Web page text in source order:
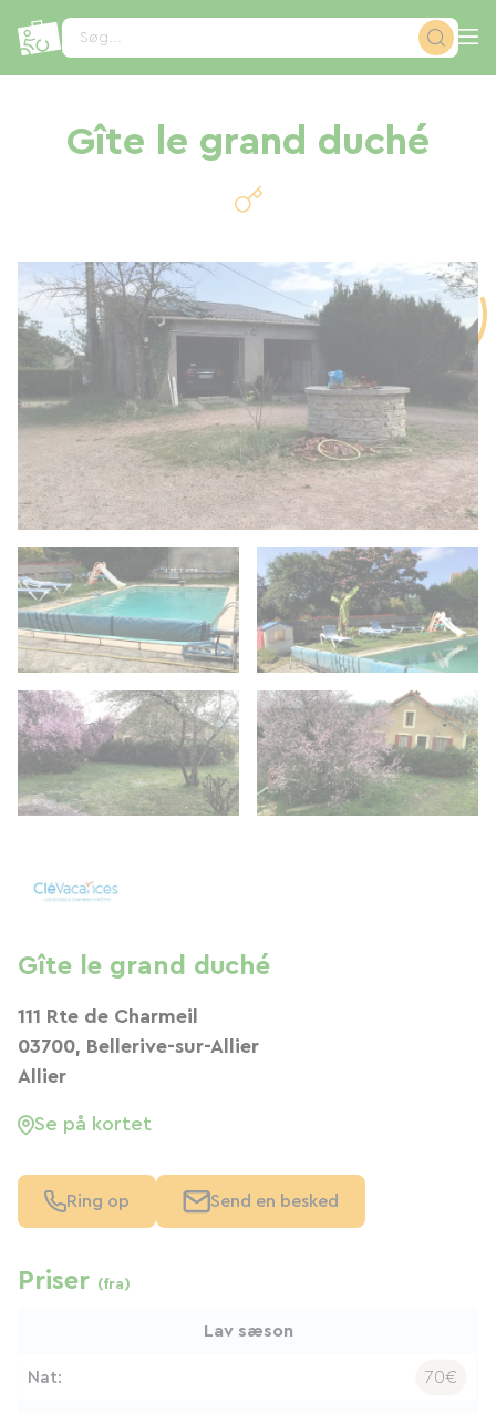
Søg...
Gîte le grand duché
Gîte le grand duché
111 Rte de Charmeil
03700, Bellerive-sur-Allier
Allier
Se på kortet
Ring op Send en besked
Priser (fra)
Lav sæson
Nat: 70€
CCookie-styringspanel